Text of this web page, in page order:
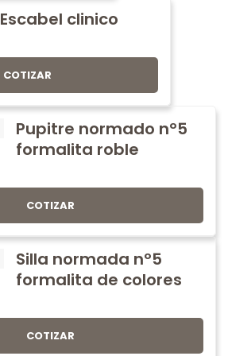
Escabel clinico
COTIZAR
Pupitre normado nº5
formalita roble
COTIZAR
Silla normada nº5
formalita de colores
COTIZAR